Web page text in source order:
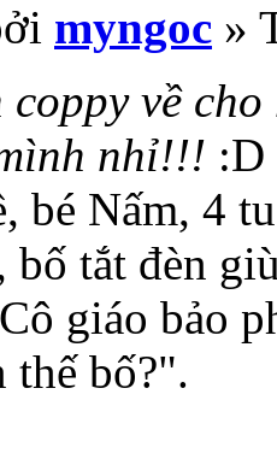
myngoc »
coppy về
nhỉ!!! :D
bé Nấm, 4
tắt đèn
giáo bảo
thế bố?".